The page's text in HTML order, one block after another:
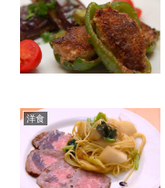
洋食